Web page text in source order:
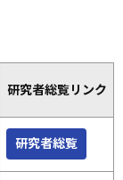
研究者総覧リンク
研究者総覧